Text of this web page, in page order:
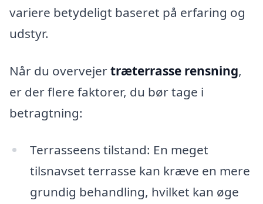
variere betydeligt baseret på erfaring og
udstyr.
Når du overvejertræterrasse rensning,
er der flere faktorer, du bør tage i
betragtning:
Terrasseens tilstand: En meget
tilsnavset terrasse kan kræve en mere
grundig behandling, hvilket kan øge